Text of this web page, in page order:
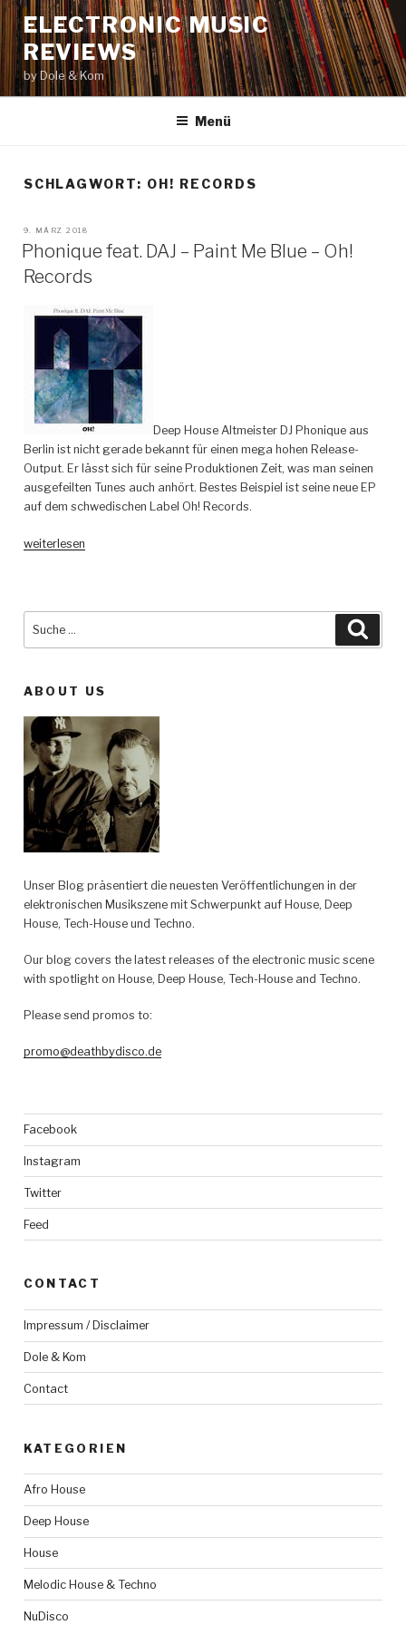
Zum
Inhalt
springen
ELECTRONIC MUSIC
REVIEWS
by Dole & Kom
Menü
SCHLAGWORT: OH! RECORDS
VERÖFFENTLICHT
9. MÄRZ 2018
Phonique feat. DAJ – Paint Me Blue – Oh!
Records
Deep House Altmeister DJ Phonique aus
Berlin ist nicht gerade bekannt für einen mega hohen Release-
Output. Er lässt sich für seine Produktionen Zeit, was man seinen
ausgefeilten Tunes auch anhört. Bestes Beispiel ist seine neue EP
auf dem schwedischen Label Oh! Records.
„Phonique
Me
Oh!
Records“
weiterlesen
ABOUT US
Unser Blog präsentiert die neuesten Veröffentlichungen in der
elektronischen Musikszene mit Schwerpunkt auf House, Deep
House, Tech-House und Techno.
Our blog covers the latest releases of the electronic music scene
with spotlight on House, Deep House, Tech-House and Techno.
Please send promos to:
promo@deathbydisco.de
Facebook
Instagram
Twitter
Feed
CONTACT
Impressum / Disclaimer
Dole & Kom
Contact
KATEGORIEN
Afro House
Deep House
House
Melodic House & Techno
NuDisco